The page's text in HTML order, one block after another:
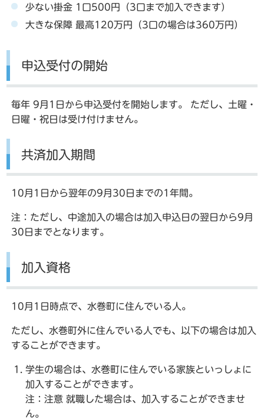
少ない掛金 1口500円（3口まで加入できます）
大きな保障 最高120万円（3口の場合は360万円）
申込受付の開始
毎年 9月1日から申込受付を開始します。 ただし、土曜・
日曜・祝日は受け付けません。
共済加入期間
10月1日から翌年の9月30日までの1年間。
注：ただし、中途加入の場合は加入申込日の翌日から9月
30日までとなります。
加入資格
10月1日時点で、水巻町に住んでいる人。
ただし、水巻町外に住んでいる人でも、以下の場合は加入
することができます。
学生の場合は、水巻町に住んでいる家族といっしょに
加入することができます。
注：注意 就職した場合は、加入することができませ
ん。